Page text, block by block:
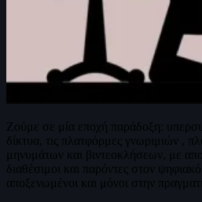
Ζούμε σε μία εποχή παράδοξη:
δίκτυα, τις πλατφόρμες γνωριμιών ,
μηνυμάτων και βιντεοκλήσεων, με
διαθέσιμοι και παρόντες στον
αποξενωμένοι και μόνοι στην